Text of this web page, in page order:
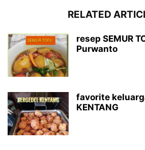
RELATED
resep SEMUR
Purwanto
favorite
KENTANG